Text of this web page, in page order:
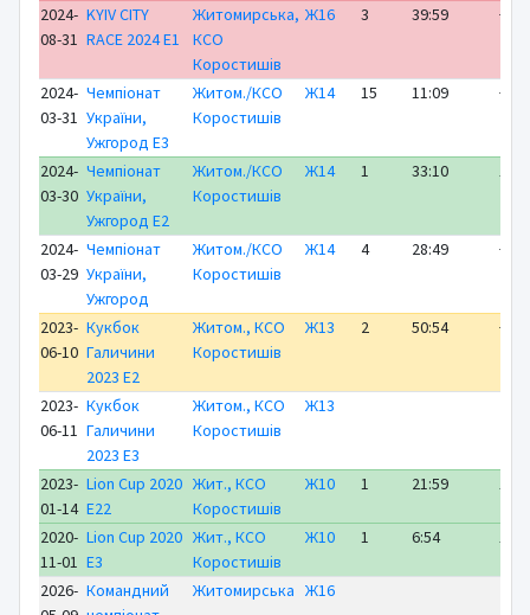
2024-
08-31
KYIV CITY
RACE 2024 E1
Житомирська,
КСО
Коростишів
Ж16 3 39:59 +
2024-
03-31
Чемпіонат
України,
Ужгород E3
Житом./КСО
Коростишів
Ж14 15 11:09 +
2024-
03-30
Чемпіонат
України,
Ужгород E2
Житом./КСО
Коростишів
Ж14 1 33:10
2024-
03-29
Чемпіонат
України,
Ужгород
Житом./КСО
Коростишів
Ж14 4 28:49 +
2023-
06-10
Кукбок
Галичини
2023 E2
Житом., КСО
Коростишів
Ж13 2 50:54 +
2023-
06-11
Кукбок
Галичини
2023 E3
Житом., КСО
Коростишів
Ж13
2023-
01-14
Lion Cup 2020
E22
Жит., КСО
Коростишів
Ж10 1 21:59
2020-
11-01
Lion Cup 2020
E3
Жит., КСО
Коростишів
Ж10 1 6:54
2026- Командний
Житомирська Ж16